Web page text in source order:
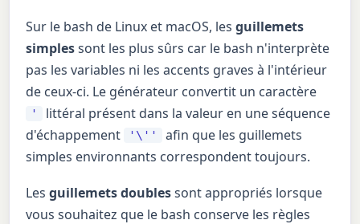
Sur le bash de Linux et macOS, lesguillemets
simplessont les plus sûrs car le bash n'interprète
pas les variables ni les accents graves à l'intérieur
de ceux-ci. Le générateur convertit un caractère
'
littéral présent dans la valeur en une séquence
d'échappement
'\''
afin que les guillemets
simples environnants correspondent toujours.
Lesguillemets doublessont appropriés lorsque
vous souhaitez que le bash conserve les règles